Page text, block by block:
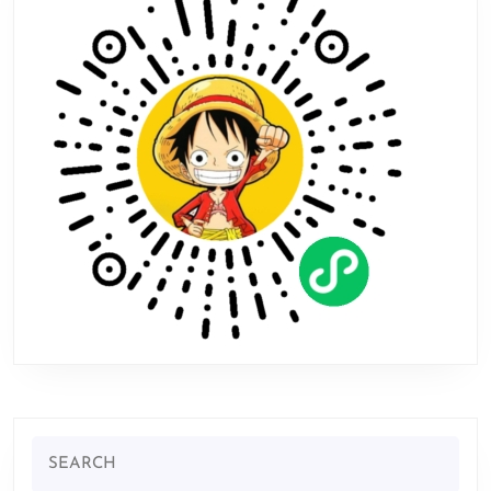
新
上
线
护
孩
子
健
康
for: